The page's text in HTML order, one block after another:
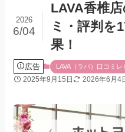
LAVA香椎
ミ・評判を
果！
2026
6/04
広告 LAVA（ラバ）口コミレ
2025年9月15日 2026年6月4